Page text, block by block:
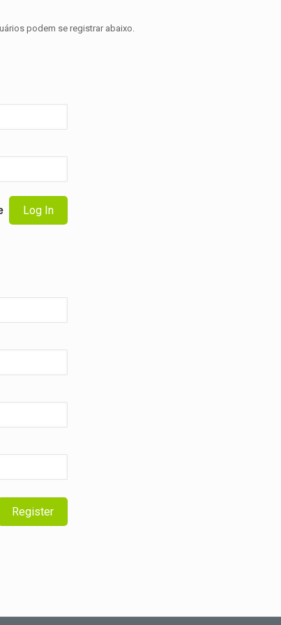
podem se registrar abaixo.